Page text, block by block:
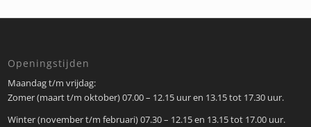
Openingstijden
Maandag t/m vrijdag:
Zomer (maart t/m oktober) 07.00 – 12.15 uur en 13.15 tot 17.30 uur.
Winter (november t/m februari) 07.30 – 12.15 en 13.15 tot 17.00 uur.